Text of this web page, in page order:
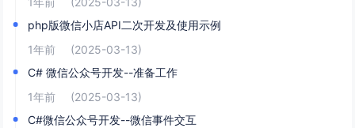
php版微信小店API二次开发及使用示例
1年前
(2025-03-13)
C# 微信公众号开发--准备工作
1年前
(2025-03-13)
C#微信公众号开发--微信事件交互